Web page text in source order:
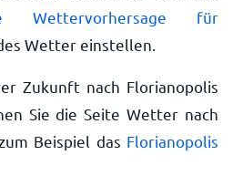
Wettervorhersage für
Wetter einstellen.
Zukunft nach Florianopolis
Sie die Seite Wetter nach
Beispiel das Florianopolis